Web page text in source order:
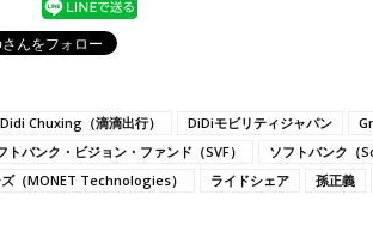
Didi Chuxing（滴滴出行） DiDiモビリティジャパン
トバンク・ビジョン・ファンド（SVF） ソフトバンク（
（MONET Technologies）
ライドシェア 孫正義